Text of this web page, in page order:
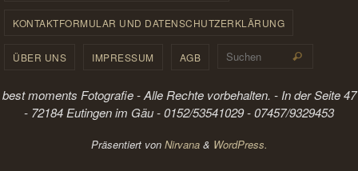
KONTAKTFORMULAR UND DATENSCHUTZERKLÄRUNG
ÜBER UNS IMPRESSUM AGB Suchen
best moments Fotografie - Alle Rechte vorbehalten. - In der Seite 47
- 72184 Eutingen im Gäu - 0152/53541029 - 07457/9329453
Präsentiert von Nirvana& WordPress.